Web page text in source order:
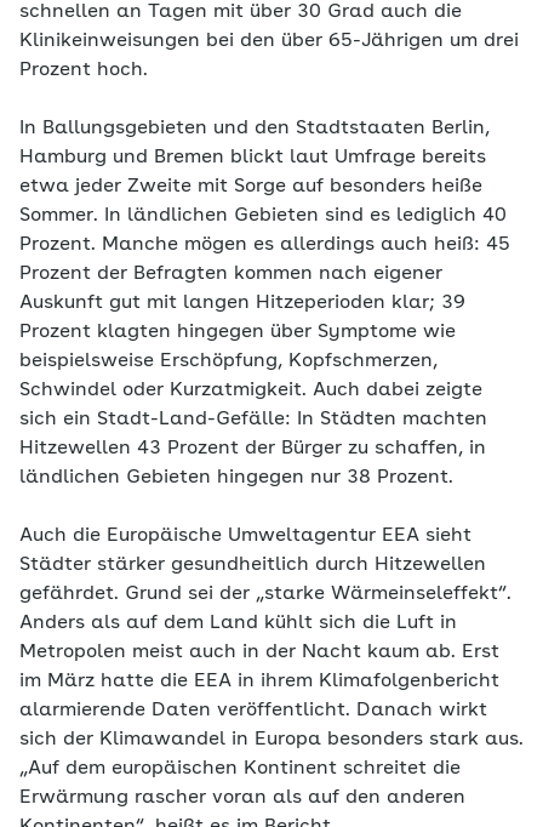
schnellen an Tagen mit über 30 Grad auch die
Klinikeinweisungen bei den über 65-Jährigen um drei
Prozent hoch.
In Ballungsgebieten und den Stadtstaaten Berlin,
Hamburg und Bremen blickt laut Umfrage bereits
etwa jeder Zweite mit Sorge auf besonders heiße
Sommer. In ländlichen Gebieten sind es lediglich 40
Prozent. Manche mögen es allerdings auch heiß: 45
Prozent der Befragten kommen nach eigener
Auskunft gut mit langen Hitzeperioden klar; 39
Prozent klagten hingegen über Symptome wie
beispielsweise Erschöpfung, Kopfschmerzen,
Schwindel oder Kurzatmigkeit. Auch dabei zeigte
sich ein Stadt-Land-Gefälle: In Städten machten
Hitzewellen 43 Prozent der Bürger zu schaffen, in
ländlichen Gebieten hingegen nur 38 Prozent.
Auch die Europäische Umweltagentur EEA sieht
Städter stärker gesundheitlich durch Hitzewellen
gefährdet. Grund sei der „starke Wärmeinseleffekt“.
Anders als auf dem Land kühlt sich die Luft in
Metropolen meist auch in der Nacht kaum ab. Erst
im März hatte die EEA in ihrem Klimafolgenbericht
alarmierende Daten veröffentlicht. Danach wirkt
sich der Klimawandel in Europa besonders stark aus.
„Auf dem europäischen Kontinent schreitet die
Erwärmung rascher voran als auf den anderen